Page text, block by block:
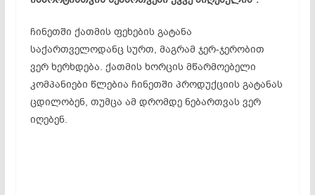
ჩინეთში ქათმის ფეხების გატანა
საქართველოდანც სურთ, მაგრამ ჯერ-ჯერობით
ვერ ხერხდება. ქათმის ხორცის მწარმოებელი
კომპანიები წლებია ჩინეთში პროდუქციის გატანას
ცდილობენ, თუმცა ამ დრომდე ნებართვას ვერ
იღებენ.